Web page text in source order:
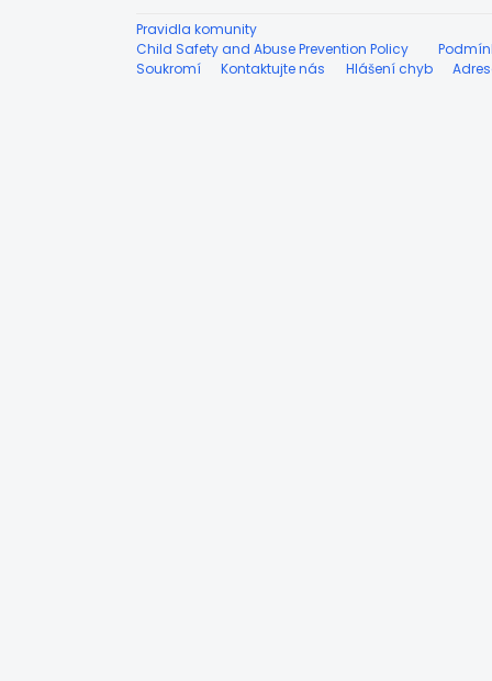
Pravidla komunity
Child Safety and Abuse Prevention Policy
Soukromí
Kontaktujte nás Hlášení chyb